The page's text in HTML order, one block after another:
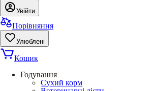
Увійти
Порівняння
Улюблені
Кошик
Годування
Сухий корм